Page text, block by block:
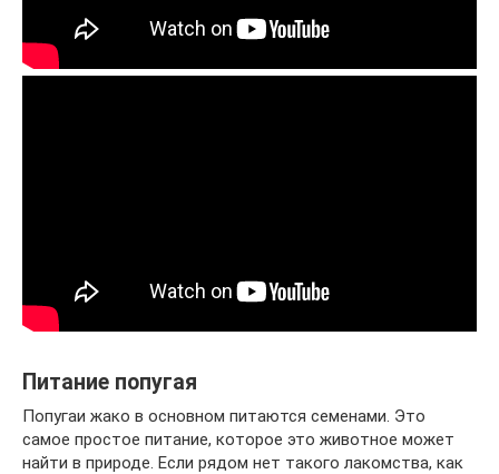
Питание попугая
Попугаи жако в основном питаются семенами. Это
самое простое питание, которое это животное может
найти в природе. Если рядом нет такого лакомства, как